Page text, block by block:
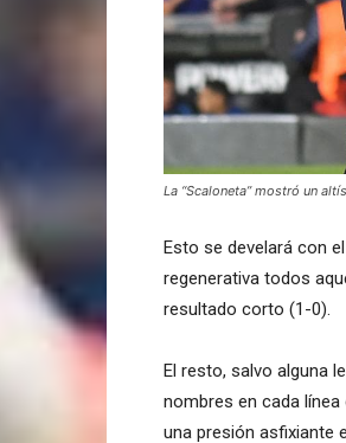
La “Scaloneta” mostró un
Esto se develará con
regenerativa todos
resultado corto (1-0).
El resto, salvo alguna
nombres en cada
una presión asfixiante